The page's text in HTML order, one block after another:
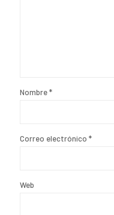
Nombre*
Correo electrónico *
Web